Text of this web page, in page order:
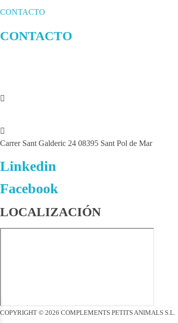
CONTACTO
CONTACTO
Carrer Sant Galderic 24 08395 Sant Pol de Mar
Linkedin
Facebook
LOCALIZACIÓN
COPYRIGHT © 2026 COMPLEMENTS PETITS ANIMALS S.L.